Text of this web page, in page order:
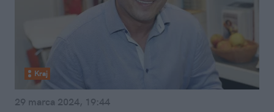
Kraj
29 marca 2024, 19:44